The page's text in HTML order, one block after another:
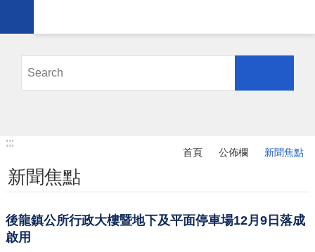
務
介
民
服
務
:::
:::
首頁 公佈欄 新聞焦點
新聞焦點
後龍鎮公所行政大樓暨地下及平面停車場12月9日落成
啟用